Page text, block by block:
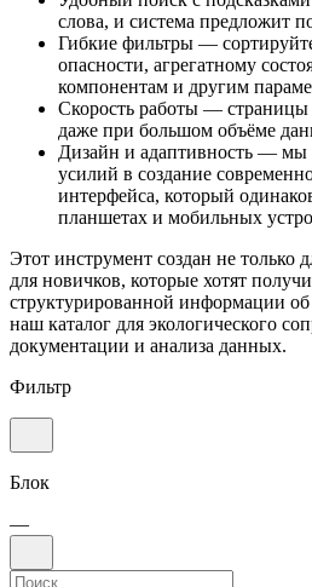
слова, и система предложит
Гибкие фильтры —
опасности, агрегатному
компонентам и другим
Скорость работы — страницы
даже при большом объёме
Дизайн и адаптивность —
усилий в создание
интерфейса, который
планшетах и мобильных
Этот инструмент создан не только
для новичков, которые хотят
структурированной информации об
наш каталог для экологического
документации и анализа данных.
Фильтр
Блок
—